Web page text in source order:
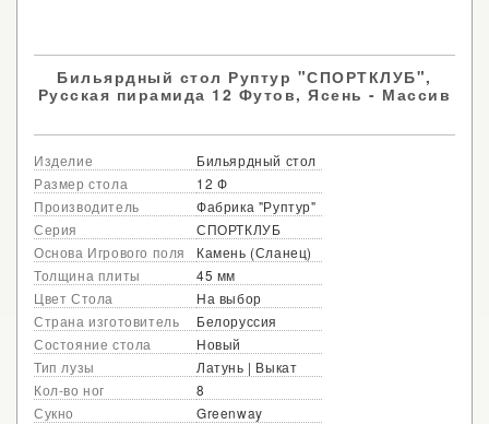
Бильярдный стол Руптур "СПОРТКЛУБ",
Русская пирамида 12 Футов, Ясень - Массив
Изделие
Бильярдный стол
Размер стола
12 Ф
Производитель
Фабрика "Руптур"
Серия
СПОРТКЛУБ
Основа Игрового поля
Камень (Сланец)
Толщина плиты
45 мм
Цвет Стола
На выбор
Страна изготовитель
Белоруссия
Состояние стола
Новый
Тип лузы
Латунь | Выкат
Кол-во ног
8
Сукно
Greenway